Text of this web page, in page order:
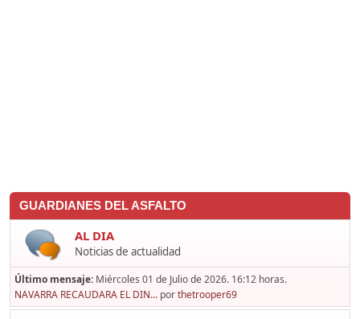
GUARDIANES DEL ASFALTO
AL DIA
Noticias de actualidad
Último mensaje: Miércoles 01 de Julio de 2026. 16:12 horas.
NAVARRA RECAUDARA EL DIN... porthetrooper69